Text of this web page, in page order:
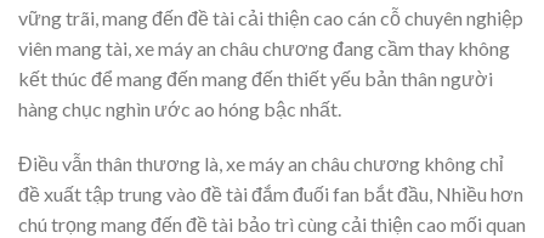
vững trãi, mang đến đề tài cải thiện cao cán cỗ chuyên nghiệp
viên mang tài, xe máy an châu chương đang cầm thay không
kết thúc để mang đến mang đến thiết yếu bản thân người
hàng chục nghìn ước ao hóng bậc nhất.
Điều vẫn thân thương là, xe máy an châu chương không chỉ
đề xuất tập trung vào đề tài đắm đuối fan bắt đầu, Nhiều hơn
chú trọng mang đến đề tài bảo trì cùng cải thiện cao mối quan